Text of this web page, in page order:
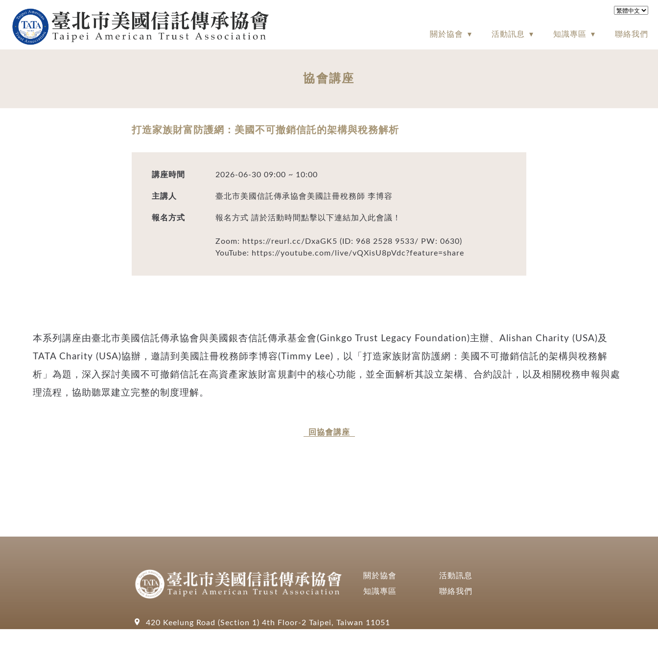
關於協會 活動訊息 知識專區 聯絡我們
協會講座
打造家族財富防護網：美國不可撤銷信託的架構與稅務解析
講座時間 2026-06-30 09:00 ~ 10:00
主講人 臺北市美國信託傳承協會美國註冊稅務師 李博容
報名方式 報名方式 請於活動時間點擊以下連結加入此會議！
Zoom: https://reurl.cc/DxaGK5 (ID: 968 2528 9533/ PW: 0630)
YouTube: https://youtube.com/live/vQXisU8pVdc?feature=share
本系列講座由臺北市美國信託傳承協會與美國銀杏信託傳承基金會(Ginkgo Trust Legacy Foundation)主辦、Alishan Charity (USA)及
TATA Charity (USA)協辦，邀請到美國註冊稅務師李博容(Timmy Lee)，以「打造家族財富防護網：美國不可撤銷信託的架構與稅務解
析」為題，深入探討美國不可撤銷信託在高資產家族財富規劃中的核心功能，並全面解析其設立架構、合約設計，以及相關稅務申報與處
理流程，協助聽眾建立完整的制度理解。
回協會講座
關於協會
活動訊息
知識專區
聯絡我們
420 Keelung Road (Section 1) 4th Floor-2 Taipei, Taiwan 11051